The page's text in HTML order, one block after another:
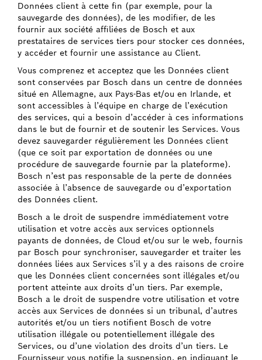
Données client à cette fin (par exemple, pour la
sauvegarde des données), de les modifier, de les
fournir aux société affiliées de Bosch et aux
prestataires de services tiers pour stocker ces données,
y accéder et fournir une assistance au Client.
Vous comprenez et acceptez que les Données client
sont conservées par Bosch dans un centre de données
situé en Allemagne, aux Pays-Bas et/ou en Irlande, et
sont accessibles à l’équipe en charge de l’exécution
des services, qui a besoin d’accéder à ces informations
dans le but de fournir et de soutenir les Services. Vous
devez sauvegarder régulièrement les Données client
(que ce soit par exportation de données ou une
procédure de sauvegarde fournie par la plateforme).
Bosch n’est pas responsable de la perte de données
associée à l’absence de sauvegarde ou d’exportation
des Données client.
Bosch a le droit de suspendre immédiatement votre
utilisation et votre accès aux services optionnels
payants de données, de Cloud et/ou sur le web, fournis
par Bosch pour synchroniser, sauvegarder et traiter les
données liées aux Services s’il y a des raisons de croire
que les Données client concernées sont illégales et/ou
portent atteinte aux droits d’un tiers. Par exemple,
Bosch a le droit de suspendre votre utilisation et votre
accès aux Services de données si un tribunal, d’autres
autorités et/ou un tiers notifient Bosch de votre
utilisation illégale ou potentiellement illégale des
Services, ou d’une violation des droits d’un tiers. Le
Fournisseur vous notifie la suspension, en indiquant le